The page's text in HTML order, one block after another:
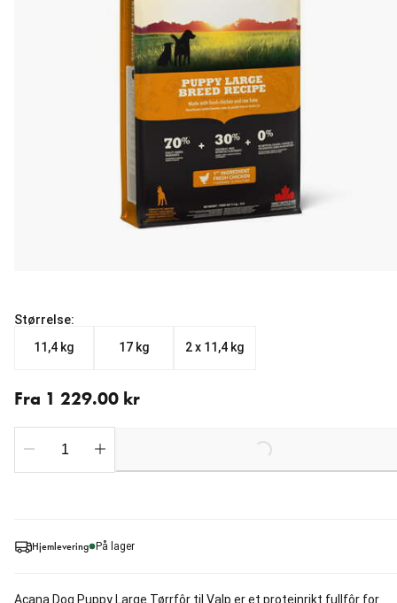
Hjemlevering På lager
Acana Dog Puppy Large Tørrfôr til Valp er et proteinrikt fullfôr for
Størrelse:
11,4 kg
17 kg 2 x 11,4 kg
Fra 1 229.00 kr
Loading...